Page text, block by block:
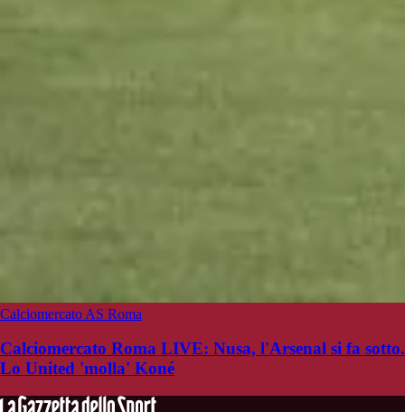
Calciomercato AS Roma
Calciomercato Roma LIVE: Nusa, l'Arsenal si fa sotto.
Lo United 'molla' Koné